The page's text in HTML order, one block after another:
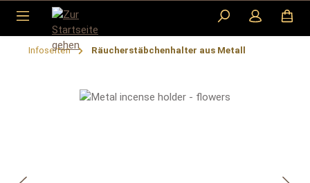
Zum Hauptinhalt springen
Infoseiten Räucherstäbchenhalter aus Metall
Bildergalerie überspringen